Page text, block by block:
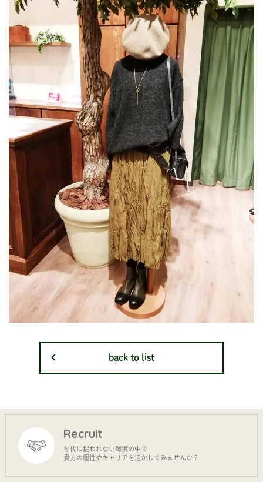
back to list
Recruit
年代に捉われない環境の中で
貴方の個性やキャリアを活かしてみませんか？